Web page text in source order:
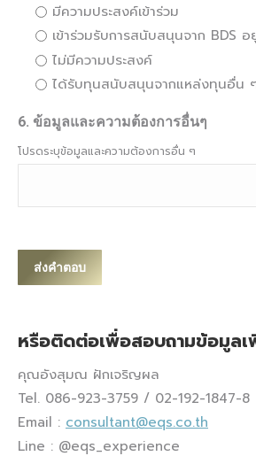
มีความประสงค์เข้าร่วม
เข้าร่วมรับการสนับสนุนจาก BDS
ไม่มีความประสงค์
ได้รับทุนสนับสนุนจากแหล่งทุนอื่น
6. ข้อมูลและความต้องการอื่นๆ
โปรดระบุข้อมูลและความต้องการอื่น ๆ
หรือติดต่อเพื่อสอบถามข้อมูลเ
คุณอังสุมณ ฝักเจริญผล
Tel. 086-923-3759 / 02-192-1847-8
Email : consultant@eqs.co.th
Line : @eqs_experience